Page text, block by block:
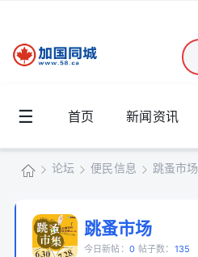
☰ 首页 新闻资讯
国
同
»
论坛
›
便民信息
›
跳蚤市场
跳蚤市场
今日新帖： 0 帖子数： 135